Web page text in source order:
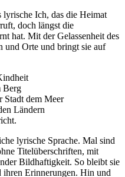
lyrische Ich, das die Heimat
doch längst die
hat. Mit der Gelassenheit des
und Orte und bringt sie auf
Berg
Stadt dem Meer
Ländern
lyrische Sprache. Mal sind
Titelüberschriften, mit
Bildhaftigkeit. So bleibt sie
ihren Erinnerungen. Hin und